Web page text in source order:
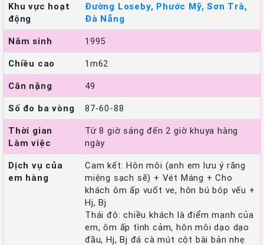
Khu vực hoạt
động
Đường Loseby, Phước Mỹ, Sơn Trà,
Đà Nẵng
Năm sinh
1995
Chiều cao
1m62
Cân nặng
49
Số đo ba vòng
87-60-88
Thời gian
Làm việc
Từ 8 giờ sáng đến 2 giờ khuya hàng
ngày
Dịch vụ của
em hàng
Cam kết: Hôn môi (anh em lưu ý răng
miệng sạch sẽ) + Vét Máng + Cho
khách ôm ấp vuốt ve, hôn bú bóp vếu +
Hj, Bj
Thái độ: chiều khách là điểm mạnh của
em, ôm ấp tình cảm, hôn môi dạo dạo
đầu, Hj, Bj đá cà mút cột bài bản nhẹ